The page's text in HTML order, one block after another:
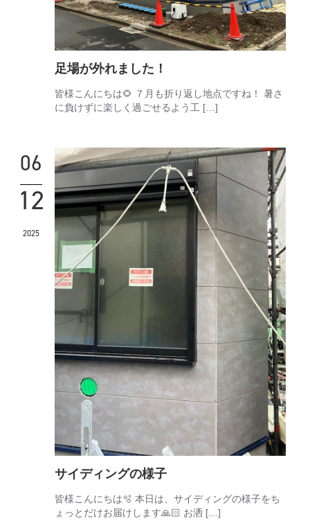
足場が外れました！
皆様こんにちは🌻 ７月も折り返し地点ですね！ 暑さ
に負けずに楽しく過ごせるよう工 […]
06
12
2025
サイディングの様子
皆様こんにちは🫧 本日は、サイディングの様子をち
ょっとだけお届けします🙏🏻 お洒 […]